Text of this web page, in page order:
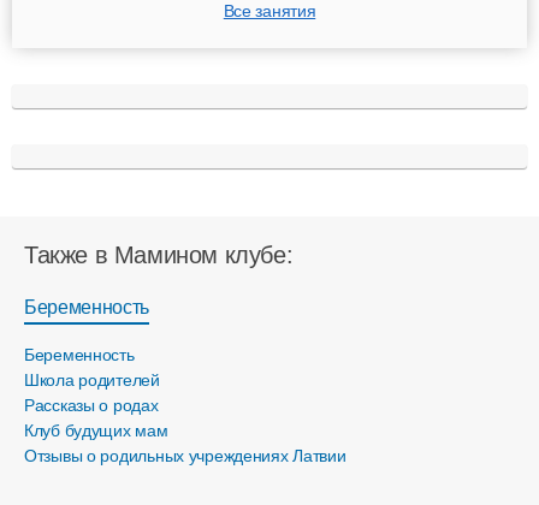
Все занятия
Также в Мамином клубе:
Беременность
Беременность
Школа родителей
Рассказы о родах
Клуб будущих мам
Отзывы о родильных учреждениях Латвии